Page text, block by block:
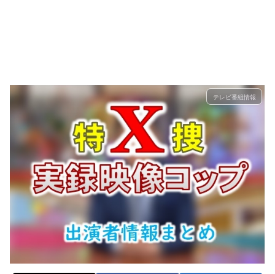
テレビ番組情報